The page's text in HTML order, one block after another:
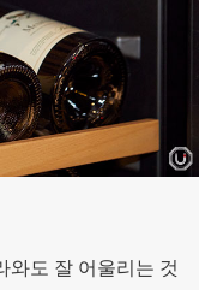
와도 잘 어울리는 것